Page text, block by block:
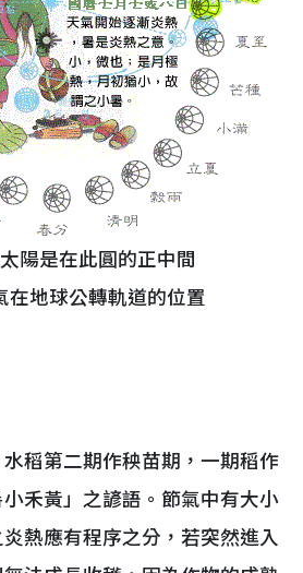
陽是在此圓的正中間
在地球公轉軌道的位置
第二期作秧苗期，一期稻作
禾黃」之諺語。節氣中有大小
熱應有程序之分，若突然進入